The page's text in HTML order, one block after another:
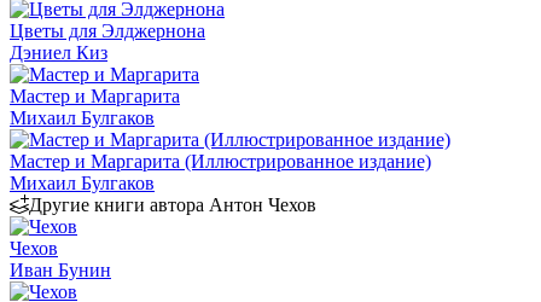
Цветы для Элджернона
Дэниел Киз
Мастер и Маргарита
Михаил Булгаков
Мастер и Маргарита (Иллюстрированное издание)
Михаил Булгаков
Другие книги автора Антон Чехов
Чехов
Иван Бунин